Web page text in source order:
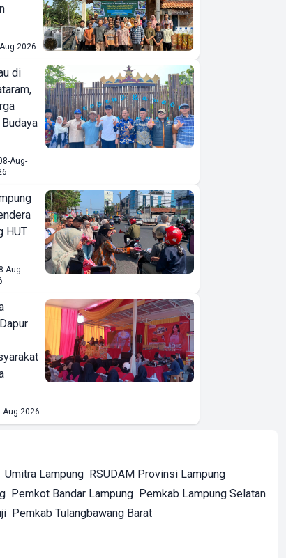
2026
di
Aug-
HUT
Aug-
Aug-2026
Umitra Lampung RSUDAM Provinsi Lampung
Pemkot Bandar Lampung Pemkab Lampung Selatan
Pemkab Tulangbawang Barat